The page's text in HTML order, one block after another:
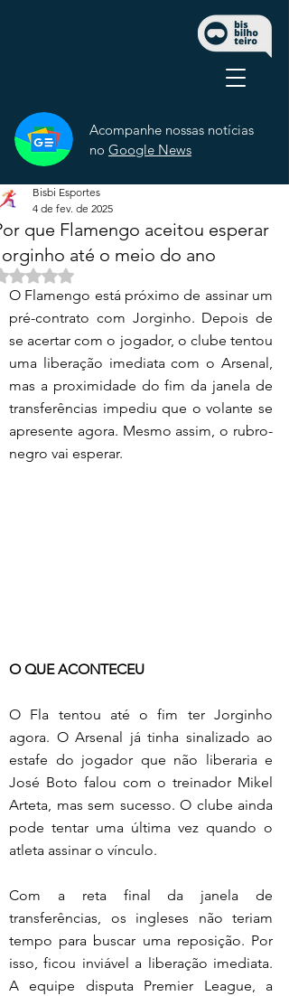
Acompanhe nossas notícias
no Google News
que Flamengo aceitou esperar
até o meio do ano
Bisbi Esportes
4 de fev. de 2025
Avaliado com NaN de 5 estrelas.
O Flamengo está próximo de assinar um
pré-contrato com Jorginho. Depois de
se acertar com o jogador, o clube tentou
uma liberação imediata com o Arsenal,
mas a proximidade do fim da janela de
transferências impediu que o volante se
apresente agora. Mesmo assim, o rubro-
negro vai esperar.
O QUE ACONTECEU
O Fla tentou até o fim ter Jorginho
agora. O Arsenal já tinha sinalizado ao
estafe do jogador que não liberaria e
José Boto falou com o treinador Mikel
Arteta, mas sem sucesso. O clube ainda
pode tentar uma última vez quando o
atleta assinar o vínculo.
Com a reta final da janela de
transferências, os ingleses não teriam
tempo para buscar uma reposição. Por
isso, ficou inviável a liberação imediata.
A equipe disputa Premier League, a